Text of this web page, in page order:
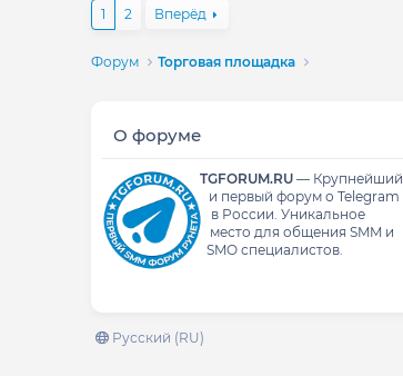
1 2 Вперёд
Форум Торговая площадка
О форуме
TGFORUM.RU— Крупнейший
и первый форум о Telegram
в России. Уникальное
место для общения SMM и
SMO специалистов.
Русский (RU)